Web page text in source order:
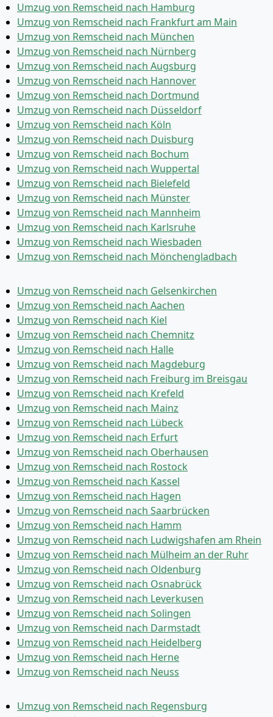
Umzug von Remscheid nach Hamburg
Umzug von Remscheid nach Frankfurt am Main
Umzug von Remscheid nach München
Umzug von Remscheid nach Nürnberg
Umzug von Remscheid nach Augsburg
Umzug von Remscheid nach Hannover
Umzug von Remscheid nach Dortmund
Umzug von Remscheid nach Düsseldorf
Umzug von Remscheid nach Köln
Umzug von Remscheid nach Duisburg
Umzug von Remscheid nach Bochum
Umzug von Remscheid nach Wuppertal
Umzug von Remscheid nach Bielefeld
Umzug von Remscheid nach Münster
Umzug von Remscheid nach Mannheim
Umzug von Remscheid nach Karlsruhe
Umzug von Remscheid nach Wiesbaden
Umzug von Remscheid nach Mönchen­gladbach
Umzug von Remscheid nach Gelsenkirchen
Umzug von Remscheid nach Aachen
Umzug von Remscheid nach Kiel
Umzug von Remscheid nach Chemnitz
Umzug von Remscheid nach Halle
Umzug von Remscheid nach Magdeburg
Umzug von Remscheid nach Freiburg im Breisgau
Umzug von Remscheid nach Krefeld
Umzug von Remscheid nach Mainz
Umzug von Remscheid nach Lübeck
Umzug von Remscheid nach Erfurt
Umzug von Remscheid nach Oberhausen
Umzug von Remscheid nach Rostock
Umzug von Remscheid nach Kassel
Umzug von Remscheid nach Hagen
Umzug von Remscheid nach Saarbrücken
Umzug von Remscheid nach Hamm
Umzug von Remscheid nach Ludwigshafen am Rhein
Umzug von Remscheid nach Mülheim an der Ruhr
Umzug von Remscheid nach Oldenburg
Umzug von Remscheid nach Osnabrück
Umzug von Remscheid nach Leverkusen
Umzug von Remscheid nach Solingen
Umzug von Remscheid nach Darmstadt
Umzug von Remscheid nach Heidelberg
Umzug von Remscheid nach Herne
Umzug von Remscheid nach Neuss
Umzug von Remscheid nach Regensburg